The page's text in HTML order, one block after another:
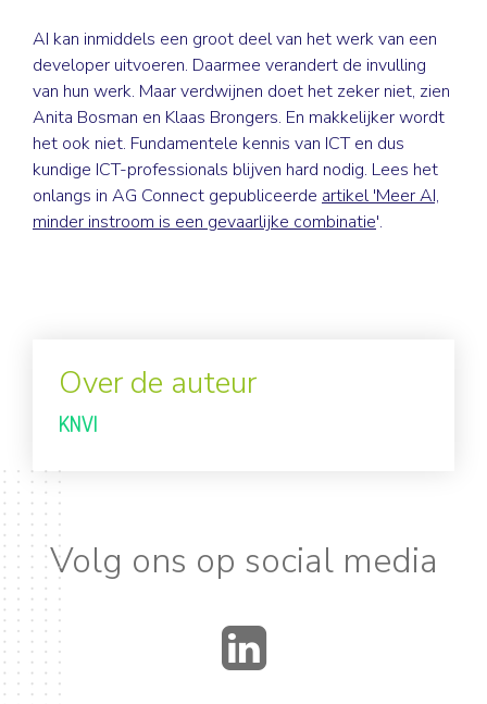
AI kan inmiddels een groot deel van het werk van een
developer uitvoeren. Daarmee verandert de invulling
van hun werk. Maar verdwijnen doet het zeker niet, zien
Anita Bosman en Klaas Brongers. En makkelijker wordt
het ook niet. Fundamentele kennis van ICT en dus
kundige ICT-professionals blijven hard nodig. Lees het
onlangs in AG Connect gepubliceerde artikel 'Meer AI,
minder instroom is een gevaarlijke combinatie'.
Over de auteur
KNVI
Volg ons op social media